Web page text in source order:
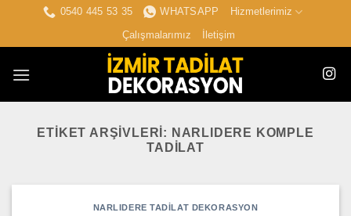
0540 445 53 35 WHATSAPP
Hizmetlerimiz
Çalışmalarımız
İletişim
ETIKET ARŞIVLERI: NARLIDERE KOMPLE
TADILAT
NARLIDERE TADILAT DEKORASYON